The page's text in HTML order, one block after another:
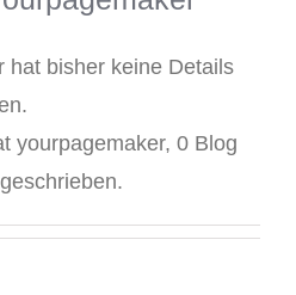
hat bisher keine Details
yourpagemaker, 0 Blog